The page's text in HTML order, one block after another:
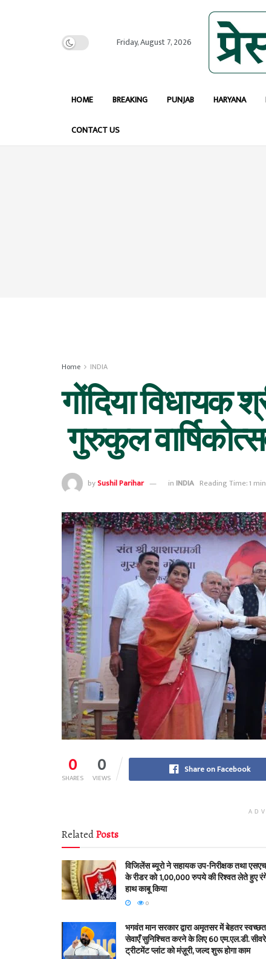
Friday, August 7, 2026
HOME BREAKING PUNJAB HARYANA
CONTACT US
Home INDIA
गोंदिया विधायक
गुरुकुल
bySushil Parihar in INDIA Reading Time: 1
0
SHARES 0
VIEWS
Share on Facebook
RelatedPosts
विजिलेंस ब्यूरो ने सहायक उप-निरीक्षक तथा
के रीडर को 1,00,000 रुपये की रिश्वत लेते हुए
हाथ काबू किया
0
भगवंत मान सरकार द्वारा अमृतसर में बेहतर
सेवाएँ सुनिश्चित करने के लिए 60 एम.एल.डी.
ट्रीटमेंट प्लांट को मंज़ूरी, जल्द शुरू होगा काम